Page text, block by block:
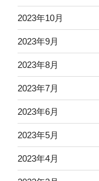
2023年10月
2023年9月
2023年8月
2023年7月
2023年6月
2023年5月
2023年4月